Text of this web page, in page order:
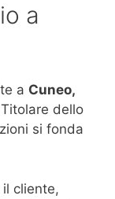
a
a Cuneo,
dello
si fonda
cliente,